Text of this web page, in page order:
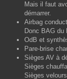
Mais il faut
démarrer.
Airbag
Donc BAG du
OdB et
Pare-brise
Sièges AV à
Sièges
Sièges